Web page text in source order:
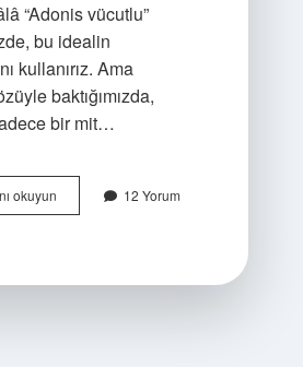
“Adonis vücutlu”
bu idealin
kullanırız. Ama
baktığımızda,
bir mit…
okuyunYakışıklılık
tanrısı
12 Yorum